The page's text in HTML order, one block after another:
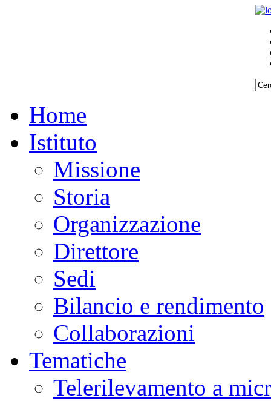
Home
Istituto
Missione
Storia
Organizzazione
Direttore
Sedi
Bilancio e rendimento
Collaborazioni
Tematiche
Telerilevamento a